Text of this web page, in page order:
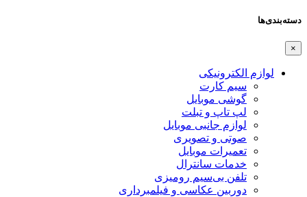
دسته‌بندی‌ها
×
لوازم الکترونیکی
سیم کارت
گوشی موبایل
لپ تاپ و تبلت
لوازم جانبی موبایل
صوتی و تصویری
تعمیرات موبایل
خدمات سانترال
تلفن بی‌سیم رومیزی
دوربین عکاسی و فیلمبرداری